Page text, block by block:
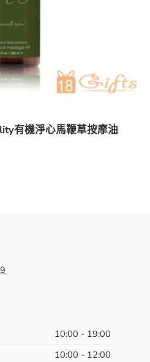
有機淨心馬鞭草按摩油
10:00 - 19:00
10:00 - 12:00